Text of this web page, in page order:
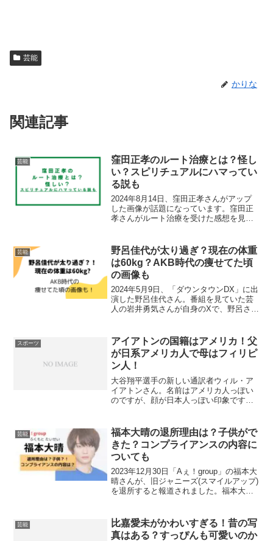
芸能
かりな
関連記事
芸能
窪田正孝のルート治療とは？怪し
い？スピリチュアルにハマってい
る説も
2024年8月14日、窪田正孝さんがアップ
した画像が話題になっています。窪田正
孝さんがルート治療を受けた感想を見た
した。そこで今回は、窪田正孝さんが通
っているルート治療...
芸能
野呂佳代が太り過ぎ？現在の体重
は60kg？AKB時代の痩せてた頃
の画像も
2024年5月9日、「ダウンタウンDX」に出
演した野呂佳代さん。番組を見ていた芸
人の岩井勇気さんが自身のXで、野呂さん
しょうか？そこで今回は、野呂佳代は太
り過ぎなの？野...
スポーツ
アイアトンの国籍はアメリカ！父
が日系アメリカ人で母はフィリピ
ン人！
大谷翔平選手の新しい通訳者ウィル・ア
イアトンさん。名前はアメリカ人っぽい
のですが、顔が日本人っぽい印象です。
今回は、アイアトンの国籍はアメリカ！
父は日系アメリカ人で母親...
芸能
福本大晴の退所理由は？子供がで
きた？コンプライアンスの内容に
ついても
2023年12月30日「Aぇ！group」の福本大
晴さんが、旧ジャニーズ(スマイルアップ)
を退所すると報道されました。福本大晴
によって憶測が飛び交っています！なの
で今回...
芸能
比嘉愛未がかわいすぎる！昔の写
真はある？すっぴんも可愛いのか